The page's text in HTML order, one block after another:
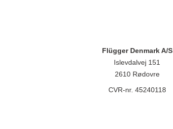
Flügger Denmark A/S
Islevdalvej 151
2610 Rødovre
CVR-nr. 45240118